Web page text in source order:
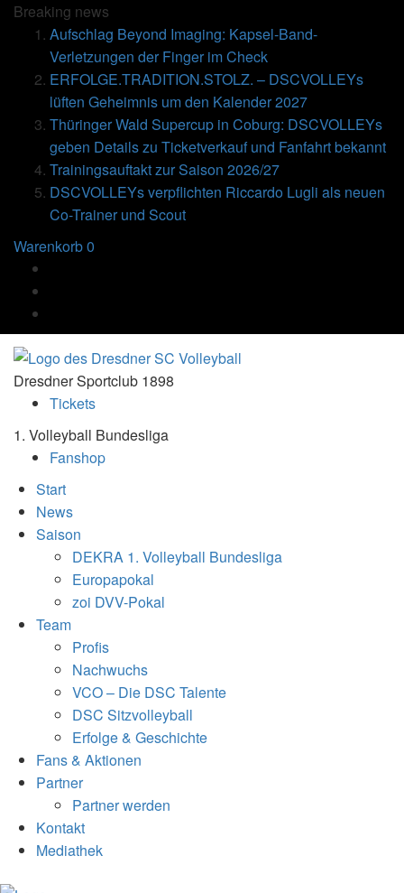
Breaking news
Aufschlag Beyond Imaging: Kapsel-Band-
Verletzungen der Finger im Check
ERFOLGE.TRADITION.STOLZ. – DSCVOLLEYs
lüften Geheimnis um den Kalender 2027
Thüringer Wald Supercup in Coburg: DSCVOLLEYs
geben Details zu Ticketverkauf und Fanfahrt bekannt
Trainingsauftakt zur Saison 2026/27
DSCVOLLEYs verpflichten Riccardo Lugli als neuen
Co-Trainer und Scout
Warenkorb0
Dresdner Sportclub 1898
Tickets
1. Volleyball Bundesliga
Fanshop
Start
News
Saison
DEKRA 1. Volleyball Bundesliga
Europapokal
zoi DVV-Pokal
Team
Profis
Nachwuchs
VCO – Die DSC Talente
DSC Sitzvolleyball
Erfolge & Geschichte
Fans & Aktionen
Partner
Partner werden
Kontakt
Mediathek